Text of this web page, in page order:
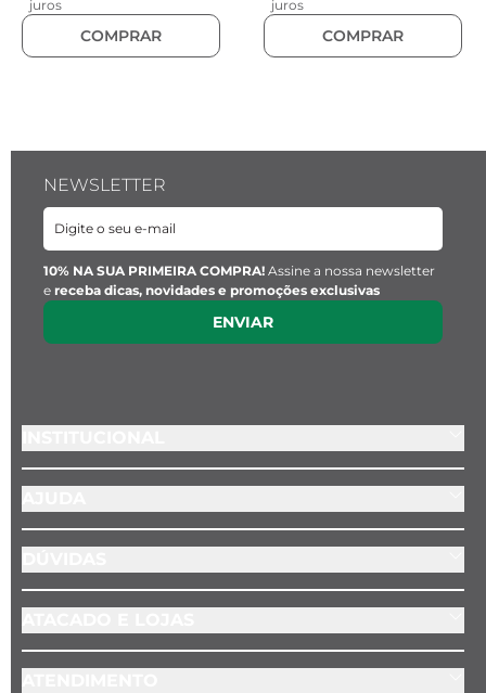
juros
COMPRAR
juros
COMPRAR
NEWSLETTER
10% NA SUA PRIMEIRA COMPRA! Assine a nossa newsletter
e receba dicas, novidades e promoções exclusivas
ENVIAR